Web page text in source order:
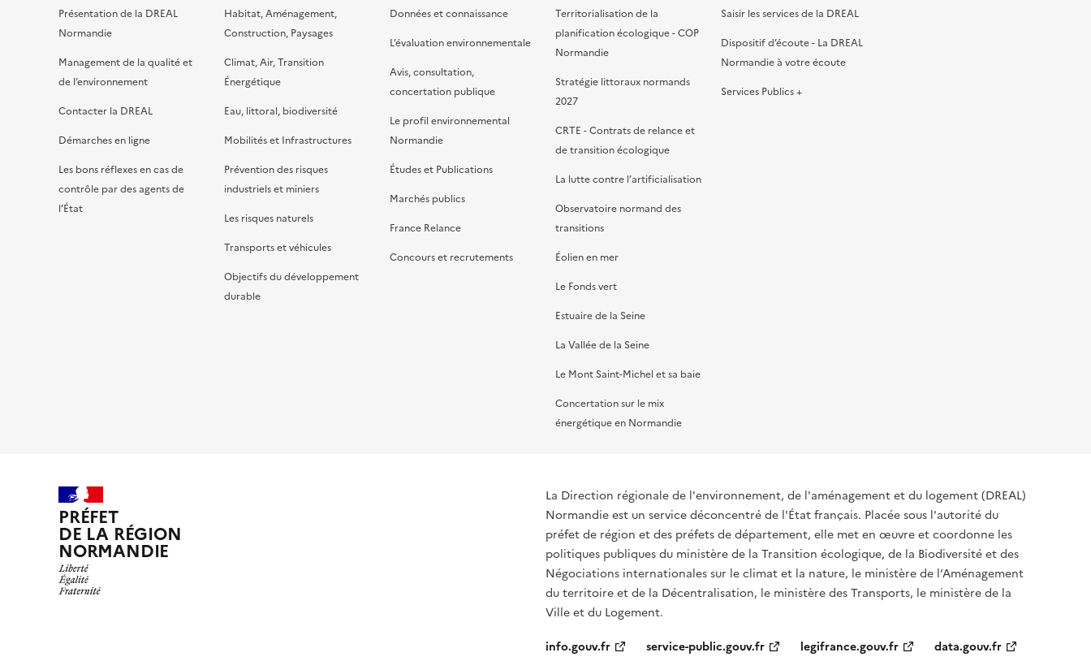
Présentation de la DREAL
Normandie
Management de la qualité et
de l’environnement
Contacter la DREAL
Démarches en ligne
Les bons réflexes en cas de
contrôle par des agents de
l’État
Habitat, Aménagement,
Construction, Paysages
Climat, Air, Transition
Énergétique
Eau, littoral, biodiversité
Mobilités et Infrastructures
Prévention des risques
industriels et miniers
Les risques naturels
Transports et véhicules
Objectifs du développement
durable
Données et connaissance
L’évaluation environnementale
Avis, consultation,
concertation publique
Le profil environnemental
Normandie
Études et Publications
Marchés publics
France Relance
Concours et recrutements
Territorialisation de la
planification écologique - COP
Normandie
Stratégie littoraux normands
2027
CRTE - Contrats de relance et
de transition écologique
La lutte contre l’artificialisation
Observatoire normand des
transitions
Éolien en mer
Le Fonds vert
Estuaire de la Seine
La Vallée de la Seine
Le Mont Saint-Michel et sa baie
Concertation sur le mix
énergétique en Normandie
Saisir les services de la DREAL
Dispositif d’écoute - La DREAL
Normandie à votre écoute
Services Publics +
PRÉFET
DE LA RÉGION
NORMANDIE
La Direction régionale de l'environnement, de l'aménagement et du logement (DREAL)
Normandie est un service déconcentré de l'État français. Placée sous l'autorité du
préfet de région et des préfets de département, elle met en œuvre et coordonne les
politiques publiques du ministère de la Transition écologique, de la Biodiversité et des
Négociations internationales sur le climat et la nature, le ministère de l’Aménagement
du territoire et de la Décentralisation, le ministère des Transports, le ministère de la
Ville et du Logement.
info.gouv.fr
service-public.gouv.fr legifrance.gouv.fr data.gouv.fr